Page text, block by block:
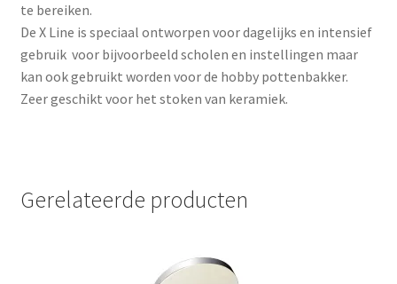
te bereiken.
De X Line is speciaal ontworpen voor dagelijks en intensief
gebruik voor bijvoorbeeld scholen en instellingen maar
kan ook gebruikt worden voor de hobby pottenbakker.
Zeer geschikt voor het stoken van keramiek.
Gerelateerde producten